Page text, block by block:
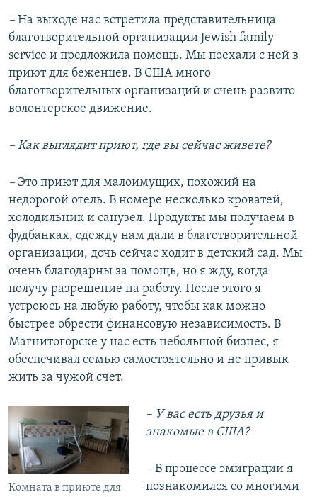
– На выходе нас встретила представительница
благотворительной организации Jewish family
service и предложила помощь. Мы поехали с ней в
приют для беженцев. В США много
благотворительных организаций и очень развито
волонтерское движение.
– Как выглядит приют, где вы сейчас живете?
– Это приют для малоимущих, похожий на
недорогой отель. В номере несколько кроватей,
холодильник и санузел. Продукты мы получаем в
фудбанках, одежду нам дали в благотворительной
организации, дочь сейчас ходит в детский сад. Мы
очень благодарны за помощь, но я жду, когда
получу разрешение на работу. После этого я
устроюсь на любую работу, чтобы как можно
быстрее обрести финансовую независимость. В
Магнитогорске у нас есть небольшой бизнес, я
обеспечивал семью самостоятельно и не привык
жить за чужой счет.
Комната в приюте для
– У вас есть друзья и
знакомые в США?
– В процессе эмиграции я
познакомился со многими